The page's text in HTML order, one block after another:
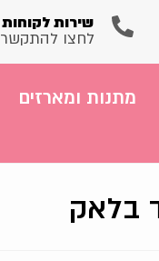
שירות לקוחות
לחצו להתקשר
מתנות ומארזים